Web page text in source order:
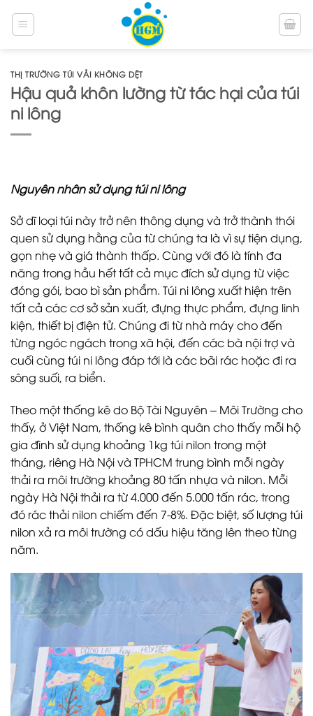
qua
THỊ TRƯỜNG TÚI VẢI KHÔNG DỆT
Hậu quả khôn lường từ tác hại của túi
ni lông
Nguyên nhân sử dụng túi ni lông
Sở dĩ loại túi này trở nên thông dụng và trở thành thói
quen sử dụng hằng của từ chúng ta là vì sự tiện dụng,
gọn nhẹ và giá thành thấp. Cùng với đó là tính đa
năng trong hầu hết tất cả mục đích sử dụng từ việc
đóng gói, bao bì sản phẩm. Túi ni lông xuất hiện trên
tất cả các cơ sở sản xuất, đựng thực phẩm, đựng linh
kiện, thiết bị điện tử. Chúng đi từ nhà máy cho đến
từng ngóc ngách trong xã hội, đến các bà nội trợ và
cuối cùng túi ni lông đáp tới là các bãi rác hoặc đi ra
sông suối, ra biển.
Theo một thống kê do Bộ Tài Nguyên – Môi Trường cho
thấy, ở Việt Nam, thống kê bình quân cho thấy mỗi hộ
gia đình sử dụng khoảng 1kg túi nilon trong một
tháng, riêng Hà Nội và TPHCM trung bình mỗi ngày
thải ra môi trường khoảng 80 tấn nhựa và nilon. Mỗi
ngày Hà Nội thải ra từ 4.000 đến 5.000 tấn rác, trong
đó rác thải nilon chiếm đến 7-8%. Đặc biệt, số lượng túi
nilon xả ra môi trường có dấu hiệu tăng lên theo từng
năm.